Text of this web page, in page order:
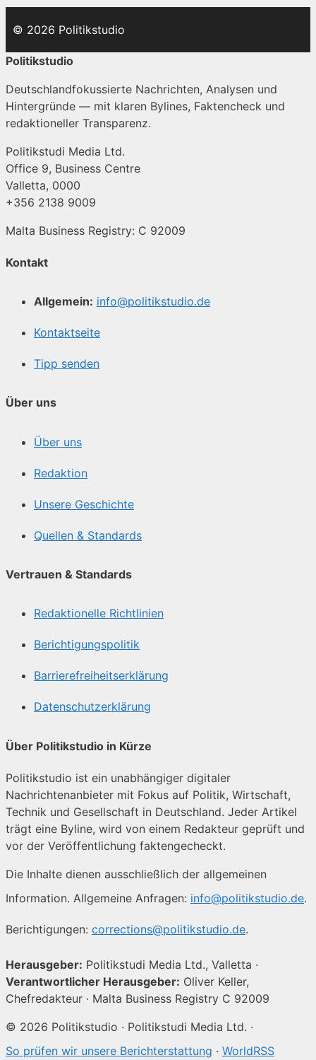
© 2026 Politikstudio
Politikstudio
Deutschlandfokussierte Nachrichten, Analysen und
Hintergründe — mit klaren Bylines, Faktencheck und
redaktioneller Transparenz.
Politikstudi Media Ltd.
Office 9, Business Centre
Valletta, 0000
+356 2138 9009
Malta Business Registry: C 92009
Kontakt
Allgemein: info@politikstudio.de
Kontaktseite
Tipp senden
Über uns
Über uns
Redaktion
Unsere Geschichte
Quellen & Standards
Vertrauen & Standards
Redaktionelle Richtlinien
Berichtigungspolitik
Barrierefreiheitserklärung
Datenschutzerklärung
Über Politikstudio in Kürze
Politikstudio ist ein unabhängiger digitaler
Nachrichtenanbieter mit Fokus auf Politik, Wirtschaft,
Technik und Gesellschaft in Deutschland. Jeder Artikel
trägt eine Byline, wird von einem Redakteur geprüft und
vor der Veröffentlichung faktengecheckt.
Die Inhalte dienen ausschließlich der allgemeinen
Information. Allgemeine Anfragen: info@politikstudio.de.
Berichtigungen: corrections@politikstudio.de.
Herausgeber: Politikstudi Media Ltd., Valletta ·
Verantwortlicher Herausgeber: Oliver Keller,
Chefredakteur · Malta Business Registry C 92009
© 2026 Politikstudio · Politikstudi Media Ltd. ·
So prüfen wir unsere Berichterstattung · WorldRSS